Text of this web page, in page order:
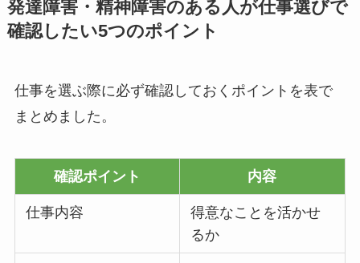
発達障害・精神障害のある人が仕事選びで
確認したい5つのポイント
仕事を選ぶ際に必ず確認しておくポイントを表で
まとめました。
確認ポイント 内容
仕事内容
得意なことを活かせ
るか